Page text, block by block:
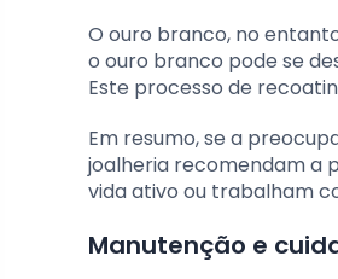
O ouro branco, no
o ouro branco pode se
Este processo de
Em resumo, se a
joalheria recomendam a
vida ativo ou trabalham
Manutenção e